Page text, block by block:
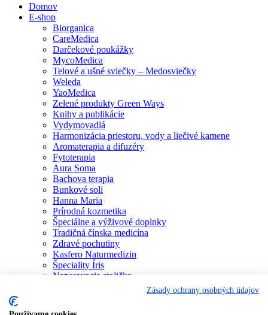
Domov
E-shop
Biorganica
CareMedica
Darčekové poukážky
MycoMedica
Telové a ušné sviečky – Medosviečky
Weleda
YaoMedica
Zelené produkty Green Ways
Knihy a publikácie
Vydymovadlá
Harmonizácia priestoru, vody a liečivé kamene
Aromaterapia a difuzéry
Fytoterapia
Aura Soma
Bachova terapia
Bunkové soli
Hanna Maria
Prírodná kozmetika
Špeciálne a výživové doplnky
Tradičná čínska medicína
Zdravé pochutiny
Kasfero Naturmedizin
Špeciality Íris
Naparovacia stolička
Individuálne poradenstvo
Zásady ochrany osobných údajov